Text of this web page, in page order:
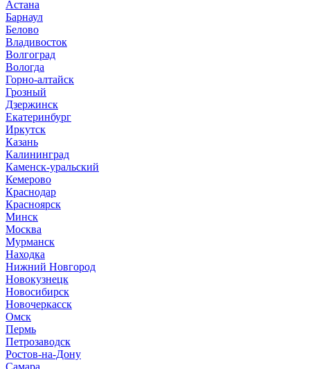
Астана
Барнаул
Белово
Владивосток
Волгоград
Вологда
Горно-алтайск
Грозный
Дзержинск
Екатеринбург
Иркутск
Казань
Калининград
Каменск-уральский
Кемерово
Краснодар
Красноярск
Минск
Москва
Мурманск
Находка
Нижний Новгород
Новокузнецк
Новосибирск
Новочеркасск
Омск
Пермь
Петрозаводск
Ростов-на-Дону
Самара